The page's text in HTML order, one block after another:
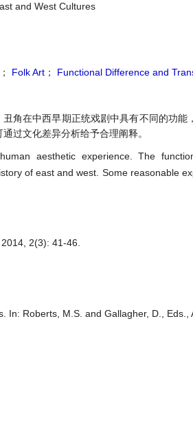
and West Cultures
； Folk Art ； Functional Difference and
角在中西早期正统戏剧中具有不同的功能
过文化差异分析给予合理阐释。
aesthetic experience. The
of east and west. Some reasonable
2(3): 41-46.
Roberts, M.S. and Gallagher, D., Eds.,